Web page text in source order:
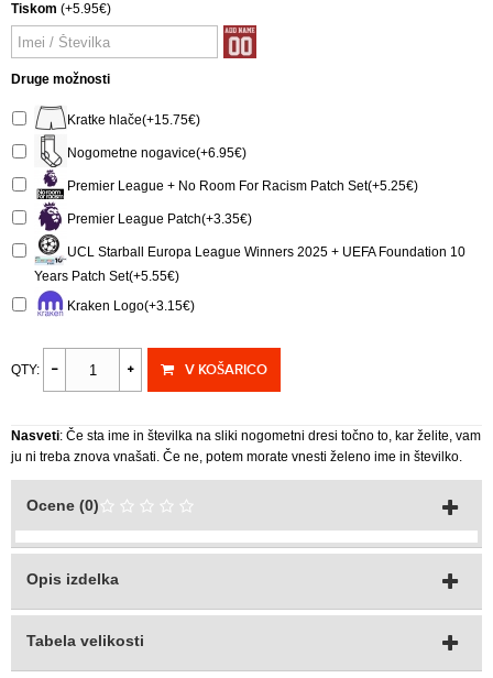
Tiskom (+5.95€)
Druge možnosti
Kratke hlače(+15.75€)
Nogometne nogavice(+6.95€)
Premier League + No Room For Racism Patch Set(+5.25€)
Premier League Patch(+3.35€)
UCL Starball Europa League Winners 2025 + UEFA Foundation 10
Years Patch Set(+5.55€)
Kraken Logo(+3.15€)
QTY: V KOŠARICO
Nasveti: Če sta ime in številka na sliki nogometni dresi točno to, kar želite, vam
ju ni treba znova vnašati. Če ne, potem morate vnesti želeno ime in številko.
Ocene (0)
Opis izdelka
Tabela velikosti